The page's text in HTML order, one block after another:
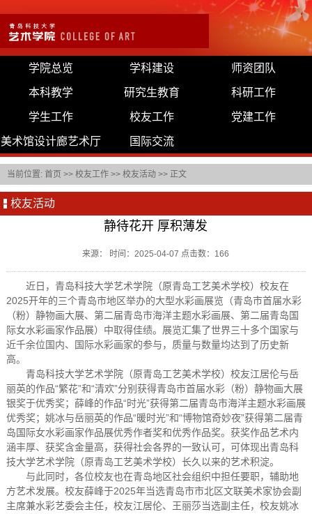
学院总览 学科建设 师资团队
本科教学 研究生教育 科研工作
学生工作 校友工作 党建工作
美术馆设计廊艺术厅 国际交流
当前位置: 首页 >> 校友工作 >> 校友活动 >> 正文
校友活动
静待花开 厚积薄发
来源： 时间：2025-04-07 点击数： 166
近日，青岛科技大学艺术学院（原青岛工艺美术学校）校友在
2025开年的三个青岛市地区举办的大型水彩画展览（青岛市首届水彩
（粉）静物画大展、第二届青岛市海洋主题水彩画展、第二届青岛国
际女水彩画家作品展）中取得佳绩。展览汇集了世界三十多个国家与
近千余位国内、国际水彩画家的参与，质量与数量均达到了历史新
高。
青岛科技大学艺术学院（原青岛工艺美术学校）校友江居伦与岳
丽英的作品“繁花”和“清欢”分别获得青岛市首届水彩（粉）静物画大展
银奖于优秀奖；薛峰的作品“时光”获得第二届青岛市海洋主题水彩画展
优秀奖；姚冰与岳丽英的作品“暖时光”和“博物馆奇妙夜”获得第二届青
岛国际女水彩画家作品展优秀作者奖和优秀作品奖。获奖作品艺术内
涵丰厚、获奖含金量高，获得社会各界的一致认可，可体现出青岛科
技大学艺术学院（原青岛工艺美术学校）长久以来的艺术积淀。
与此同时，各位校友也在青岛地区社会组织中担任要职，辅助地
方艺术发展。校友薛峰于2025年当选青岛市市北区文联美术家协会副
主席兼水彩艺委会主任，校友江居伦、王丽莎当选副主任，校友姚冰